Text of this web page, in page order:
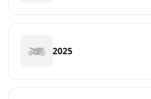
2025